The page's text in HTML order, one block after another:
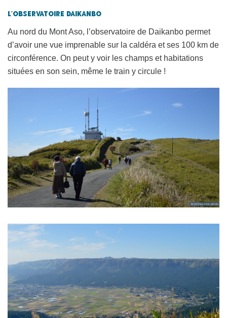
L’observatoire Daikanbo
Au nord du Mont Aso, l’observatoire de Daikanbo permet
d’avoir une vue imprenable sur la caldéra et ses 100 km de
circonférence. On peut y voir les champs et habitations
situées en son sein, même le train y circule !